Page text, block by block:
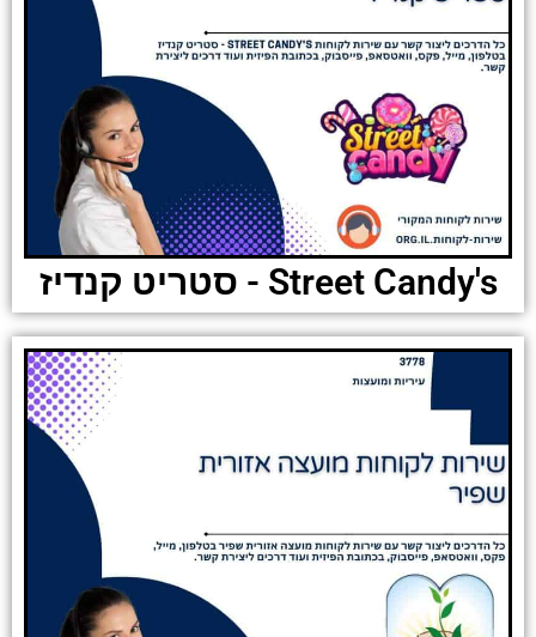
Street Candy's - סטריט קנדיז